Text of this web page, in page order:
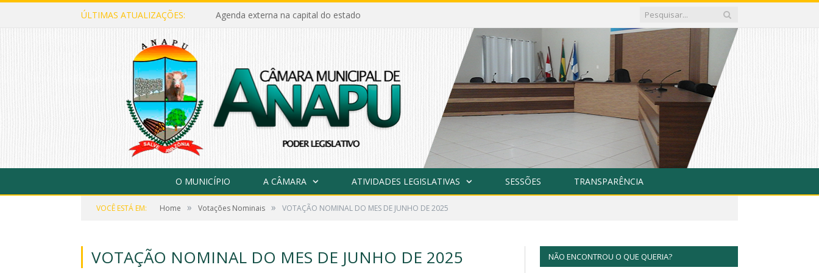
ÚLTIMAS ATUALIZAÇÕES: Agenda externa na capital do estado
O MUNICÍPIO A CÂMARA ATIVIDADES LEGISLATIVAS SESSÕES TRANSPARÊNCIA
VOCÊ ESTÁ EM: Home » Votações Nominais » VOTAÇÃO NOMINAL DO MES DE JUNHO DE 2025
VOTAÇÃO NOMINAL DO MES DE JUNHO DE 2025 NÃO ENCONTROU O QUE QUERIA?